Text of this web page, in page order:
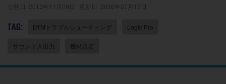
公開日: 2013年11月09日 更新日: 2026年07月17日
TAG: DTMトラブルシューティング Logic Pro
サウンド入出力 機材設定